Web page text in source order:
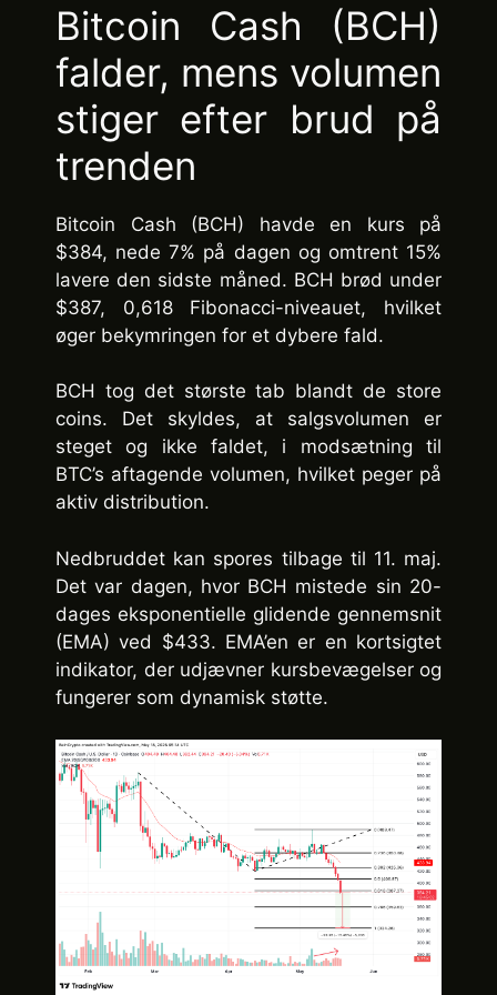
Bitcoin Cash (BCH)
falder, mens volumen
stiger efter brud på
trenden
Bitcoin Cash (BCH) havde en kurs på
$384, nede 7% på dagen og omtrent 15%
lavere den sidste måned. BCH brød under
$387, 0,618 Fibonacci-niveauet, hvilket
øger bekymringen for et dybere fald.
BCH tog det største tab blandt de store
coins. Det skyldes, at salgsvolumen er
steget og ikke faldet, i modsætning til
BTC’s aftagende volumen, hvilket peger på
aktiv distribution.
Nedbruddet kan spores tilbage til 11. maj.
Det var dagen, hvor BCH mistede sin 20-
dages eksponentielle glidende gennemsnit
(EMA) ved $433. EMA’en er en kortsigtet
indikator, der udjævner kursbevægelser og
fungerer som dynamisk støtte.